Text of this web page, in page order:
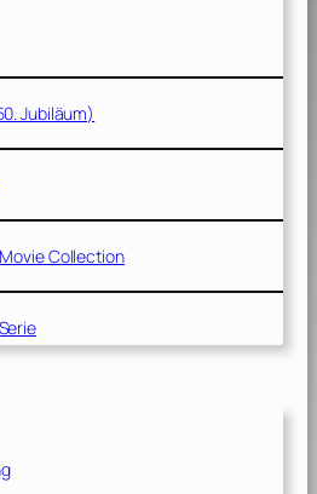
Jubiläum)
Collection